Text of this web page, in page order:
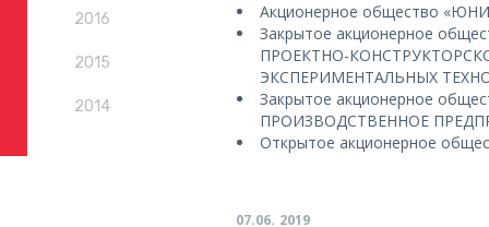
2016
2015
2014
Акционерное общество
Закрытое акционерное
ПРОЕКТНО-
ЭКСПЕРИМЕНТАЛЬНЫХ
Закрытое акционерное
ПРОИЗВОДСТВЕННОЕ
Открытое акционерное
07.06. 2019